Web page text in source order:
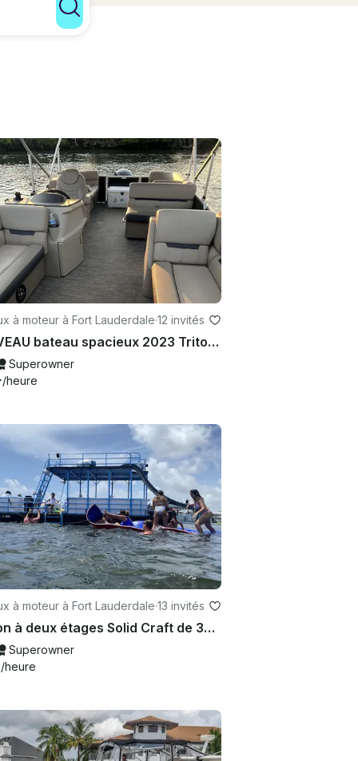
à moteur à Fort Lauderdale·12 invités
NOUVEAU bateau spacieux 2023 Tritoon Party Layout de 24 pieds BYOB
Superowner
/heure
à moteur à Fort Lauderdale·13 invités
Ponton à deux étages Solid Craft de 32 pieds avec système audio
Superowner
/heure